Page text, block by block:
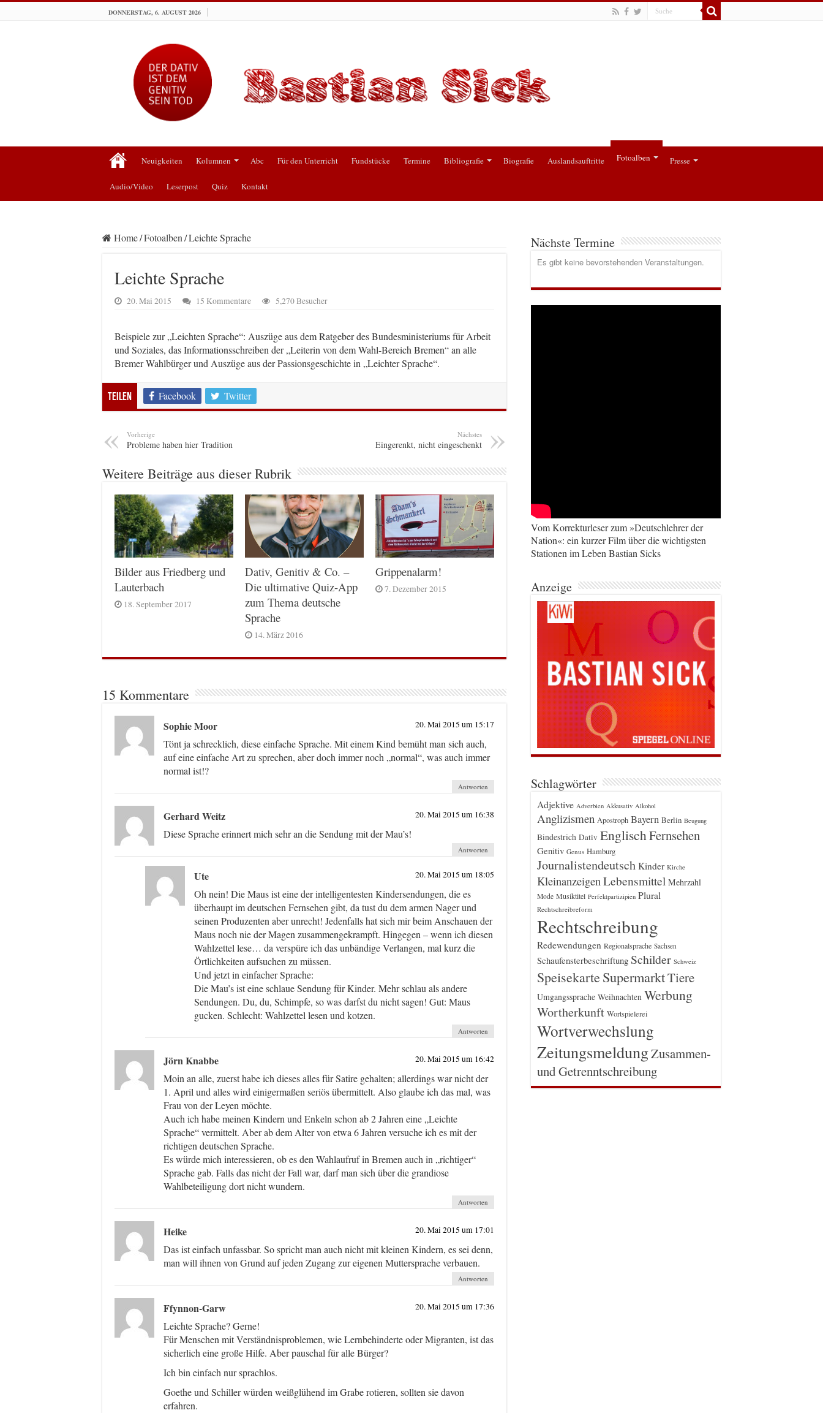
DONNERSTAG, 6. AUGUST 2026
Neuigkeiten Kolumnen Abc Für den Unterricht Fundstücke Termine Bibliografie Biografie Auslandsauftritte Fotoalben Presse
Audio/Video Leserpost Quiz Kontakt
Home/Fotoalben/Leichte Sprache
Leichte Sprache
20. Mai 2015 15 Kommentare 5,270 Besucher
Beispiele zur „Leichten Sprache“: Auszüge aus dem Ratgeber des Bundesministeriums für Arbeit
und Soziales, das Informationsschreiben der „Leiterin von dem Wahl-Bereich Bremen“ an alle
Bremer Wahlbürger und Auszüge aus der Passionsgeschichte in „Leichter Sprache“.
Teilen Facebook Twitter
Vorherige
Probleme haben hier Tradition
Nächstes
Eingerenkt, nicht eingeschenkt
Weitere Beiträge aus dieser Rubrik
Bilder aus Friedberg und
Lauterbach
18. September 2017
Dativ, Genitiv & Co. –
Die ultimative Quiz-App
zum Thema deutsche
Sprache
14. März 2016
Grippenalarm!
7. Dezember 2015
15 Kommentare
Sophie Moor 20. Mai 2015 um 15:17
Tönt ja schrecklich, diese einfache Sprache. Mit einem Kind bemüht man sich auch,
auf eine einfache Art zu sprechen, aber doch immer noch „normal“, was auch immer
normal ist!?
Antworten
Gerhard Weitz 20. Mai 2015 um 16:38
Diese Sprache erinnert mich sehr an die Sendung mit der Mau’s!
Antworten
Ute 20. Mai 2015 um 18:05
Oh nein! Die Maus ist eine der intelligentesten Kindersendungen, die es
überhaupt im deutschen Fernsehen gibt, da tust du dem armen Nager und
seinen Produzenten aber unrecht! Jedenfalls hat sich mir beim Anschauen der
Maus noch nie der Magen zusammengekrampft. Hingegen – wenn ich diesen
Wahlzettel lese… da verspüre ich das unbändige Verlangen, mal kurz die
Örtlichkeiten aufsuchen zu müssen.
Und jetzt in einfacher Sprache:
Die Mau’s ist eine schlaue Sendung für Kinder. Mehr schlau als andere
Sendungen. Du, du, Schimpfe, so was darfst du nicht sagen! Gut: Maus
gucken. Schlecht: Wahlzettel lesen und kotzen.
Antworten
Jörn Knabbe 20. Mai 2015 um 16:42
Moin an alle, zuerst habe ich dieses alles für Satire gehalten; allerdings war nicht der
1. April und alles wird einigermaßen seriös übermittelt. Also glaube ich das mal, was
Frau von der Leyen möchte.
Auch ich habe meinen Kindern und Enkeln schon ab 2 Jahren eine „Leichte
Sprache“ vermittelt. Aber ab dem Alter von etwa 6 Jahren versuche ich es mit der
richtigen deutschen Sprache.
Es würde mich interessieren, ob es den Wahlaufruf in Bremen auch in „richtiger“
Sprache gab. Falls das nicht der Fall war, darf man sich über die grandiose
Wahlbeteiligung dort nicht wundern.
Antworten
Heike 20. Mai 2015 um 17:01
Das ist einfach unfassbar. So spricht man auch nicht mit kleinen Kindern, es sei denn,
man will ihnen von Grund auf jeden Zugang zur eigenen Muttersprache verbauen.
Antworten
Ffynnon-Garw 20. Mai 2015 um 17:36
Leichte Sprache? Gerne!
Für Menschen mit Verständnisproblemen, wie Lernbehinderte oder Migranten, ist das
sicherlich eine große Hilfe. Aber pauschal für alle Bürger?
Ich bin einfach nur sprachlos.
Goethe und Schiller würden weißglühend im Grabe rotieren, sollten sie davon
erfahren.
Nächste Termine
Es gibt keine bevorstehenden Veranstaltungen.
Vom Korrekturleser zum »Deutschlehrer der
Nation«: ein kurzer Film über die wichtigsten
Stationen im Leben Bastian Sicks
Anzeige
Schlagwörter
Adjektive Adverbien Akkusativ Alkohol
Anglizismen Apostroph Bayern Berlin Beugung
Bindestrich Dativ EnglischFernsehen
Genitiv Genus Hamburg
Journalistendeutsch Kinder Kirche
Kleinanzeigen Lebensmittel Mehrzahl
Mode Musiktitel Perfektpartizipien Plural
Rechtschreibreform
Rechtschreibung
Redewendungen Regionalsprache Sachsen
Schaufensterbeschriftung Schilder Schweiz
Speisekarte SupermarktTiere
Umgangssprache Weihnachten Werbung
Wortherkunft Wortspielerei
Wortverwechslung
ZeitungsmeldungZusammen-
und Getrenntschreibung